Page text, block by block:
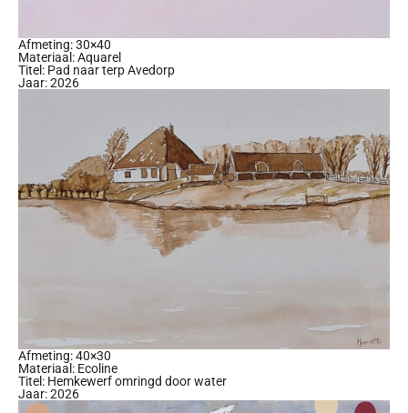
Afmeting: 30×40
Materiaal: Aquarel
Titel: Pad naar terp Avedorp
Jaar: 2026
Afmeting: 40×30
Materiaal: Ecoline
Titel: Hemkewerf omringd door water
Jaar: 2026